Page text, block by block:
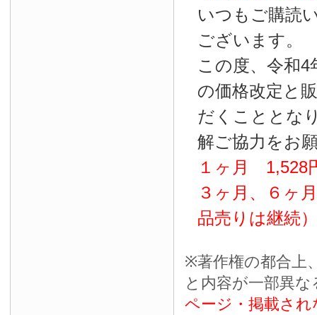
いつもご購読
ございます。
この度、令和4
の価格改定と
だくこととな
解ご協力をお
１ヶ月 1,528
３ヶ月、６ヶ
品売りは継続）
※著作権の都合上
と内容が一部異な
ページ・掲載され